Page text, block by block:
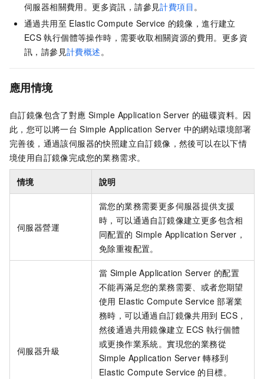
伺服器相關費用。更多資訊，請參見計費項目。
通過共用至 Elastic Compute Service 的鏡像，進行建立
ECS 執行個體等操作時，需要收取相關資源的費用。更多資
訊，請參見計費概述。
應用情境
自訂鏡像包含了對應 Simple Application Server 的磁碟資料。因
此，您可以將一台 Simple Application Server 中的網站環境部署
完善後，通過該伺服器的快照建立自訂鏡像，然後可以在以下情
境使用自訂鏡像完成您的業務需求。
情境 說明
伺服器營運
當您的業務需要更多伺服器提供支援
時，可以通過自訂鏡像建立更多包含相
同配置的 Simple Application Server，
免除重複配置。
伺服器升級
當 Simple Application Server 的配置
不能再滿足您的業務需要、或者您期望
使用 Elastic Compute Service 部署業
務時，可以通過自訂鏡像共用到 ECS，
然後通過共用鏡像建立 ECS 執行個體
或更換作業系統。實現您的業務從
Simple Application Server 轉移到
Elastic Compute Service 的目標。